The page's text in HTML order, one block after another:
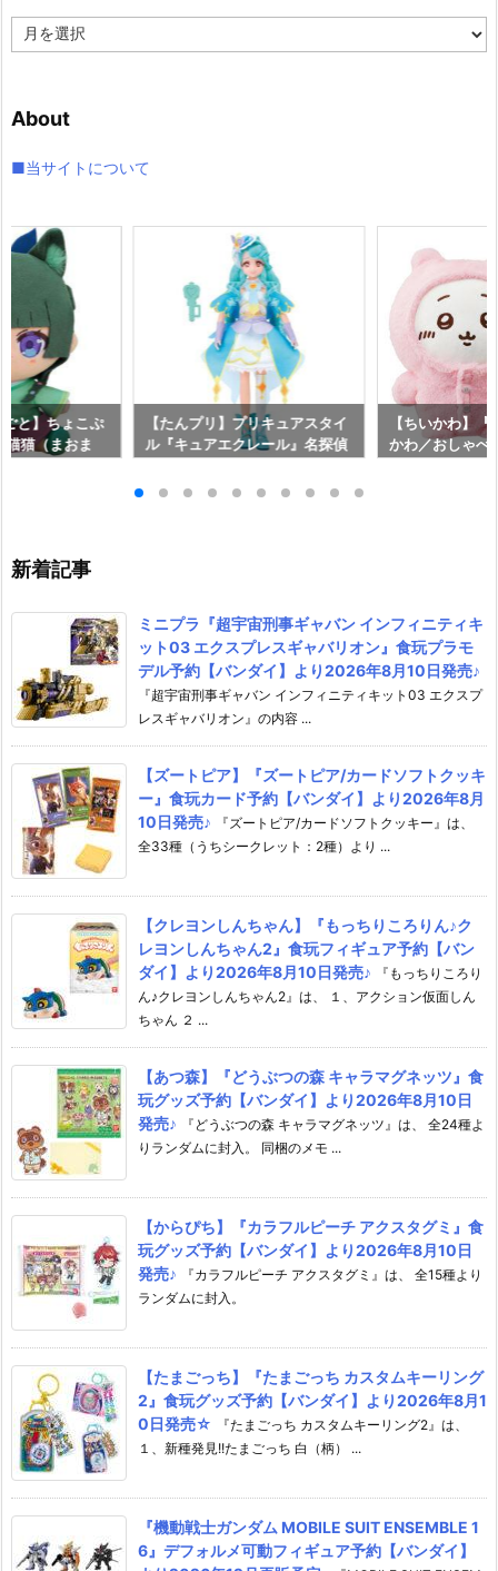
ー
ブ
About
■当サイトについて
と】ちょこぷ
猫猫（まおま
【たんプリ】プリキュアスタイ
ル『キュアエクレール』名探偵
ダイ】より2026年7月25日発
【ちいかわ】
かわ／おしゃべ
新着記事
ミニプラ『超宇宙刑事ギャバン インフィニティキ
ット03 エクスプレスギャバリオン』食玩プラモ
デル予約【バンダイ】より2026年8月10日発売♪
『超宇宙刑事ギャバン インフィニティキット03 エクスプ
レスギャバリオン』の内容 ...
【ズートピア】『ズートピア/カードソフトクッキ
ー』食玩カード予約【バンダイ】より2026年8月
10日発売♪
『ズートピア/カードソフトクッキー』は、
全33種（うちシークレット：2種）より ...
【クレヨンしんちゃん】『もっちりころりん♪ク
レヨンしんちゃん2』食玩フィギュア予約【バン
ダイ】より2026年8月10日発売♪
『もっちりころり
ん♪クレヨンしんちゃん2』は、 １、アクション仮面しん
ちゃん ２ ...
【あつ森】『どうぶつの森 キャラマグネッツ』食
玩グッズ予約【バンダイ】より2026年8月10日
発売♪
『どうぶつの森 キャラマグネッツ』は、 全24種よ
りランダムに封入。 同梱のメモ ...
【からぴち】『カラフルピーチ アクスタグミ』食
玩グッズ予約【バンダイ】より2026年8月10日
発売♪
『カラフルピーチ アクスタグミ』は、 全15種より
ランダムに封入。
【たまごっち】『たまごっち カスタムキーリング
2』食玩グッズ予約【バンダイ】より2026年8月1
0日発売☆
『たまごっち カスタムキーリング2』は、
１、新種発見!!たまごっち 白（柄） ...
『機動戦士ガンダム MOBILE SUIT ENSEMBLE 1
6』デフォルメ可動フィギュア予約【バンダイ】